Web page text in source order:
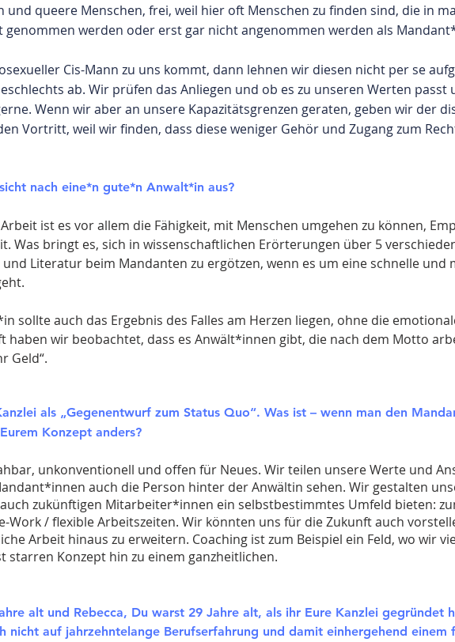
und queere Menschen, frei, weil hier oft Menschen zu finden sind, die in
genommen werden oder erst gar nicht angenommen werden als
Cis-Mann zu uns kommt, dann lehnen wir diesen nicht per se
ab. Wir prüfen das Anliegen und ob es zu unseren Werten passt
Wenn wir aber an unsere Kapazitätsgrenzen geraten, geben wir der
Vortritt, weil wir finden, dass diese weniger Gehör und Zugang zum
nach eine*n gute*n Anwalt*in aus?
ist es vor allem die Fähigkeit, mit Menschen umgehen zu können,
Was bringt es, sich in wissenschaftlichen Erörterungen über 5
Literatur beim Mandanten zu ergötzen, wenn es um eine schnelle und
sollte auch das Ergebnis des Falles am Herzen liegen, ohne die
haben wir beobachtet, dass es Anwält*innen gibt, die nach dem Motto
Geld“.
als „Gegenentwurf zum Status Quo“. Was ist – wenn man den
Konzept anders?
unkonventionell und offen für Neues. Wir teilen unsere Werte und
auch die Person hinter der Anwältin sehen. Wir gestalten
zukünftigen Mitarbeiter*innen ein selbstbestimmtes Umfeld bieten:
Work / flexible Arbeitszeiten. Wir könnten uns für die Zukunft auch
Arbeit hinaus zu erweitern. Coaching ist zum Beispiel ein Feld, wo wir
starren Konzept hin zu einem ganzheitlichen.
alt und Rebecca, Du warst 29 Jahre alt, als ihr Eure Kanzlei gegründet
nicht auf jahrzehntelange Berufserfahrung und damit einhergehend einem